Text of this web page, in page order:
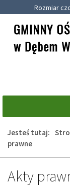
treści
Rozmiar
Jesteś tutaj:
prawne
Akty